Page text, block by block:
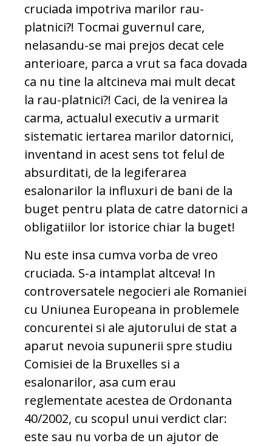
cruciada impotriva marilor rau-
platnici?! Tocmai guvernul care,
nelasandu-se mai prejos decat cele
anterioare, parca a vrut sa faca dovada
ca nu tine la altcineva mai mult decat
la rau-platnici?! Caci, de la venirea la
carma, actualul executiv a urmarit
sistematic iertarea marilor datornici,
inventand in acest sens tot felul de
absurditati, de la legiferarea
esalonarilor la influxuri de bani de la
buget pentru plata de catre datornici a
obligatiilor lor istorice chiar la buget!
Nu este insa cumva vorba de vreo
cruciada. S-a intamplat altceva! In
controversatele negocieri ale Romaniei
cu Uniunea Europeana in problemele
concurentei si ale ajutorului de stat a
aparut nevoia supunerii spre studiu
Comisiei de la Bruxelles si a
esalonarilor, asa cum erau
reglementate acestea de Ordonanta
40/2002, cu scopul unui verdict clar:
este sau nu vorba de un ajutor de